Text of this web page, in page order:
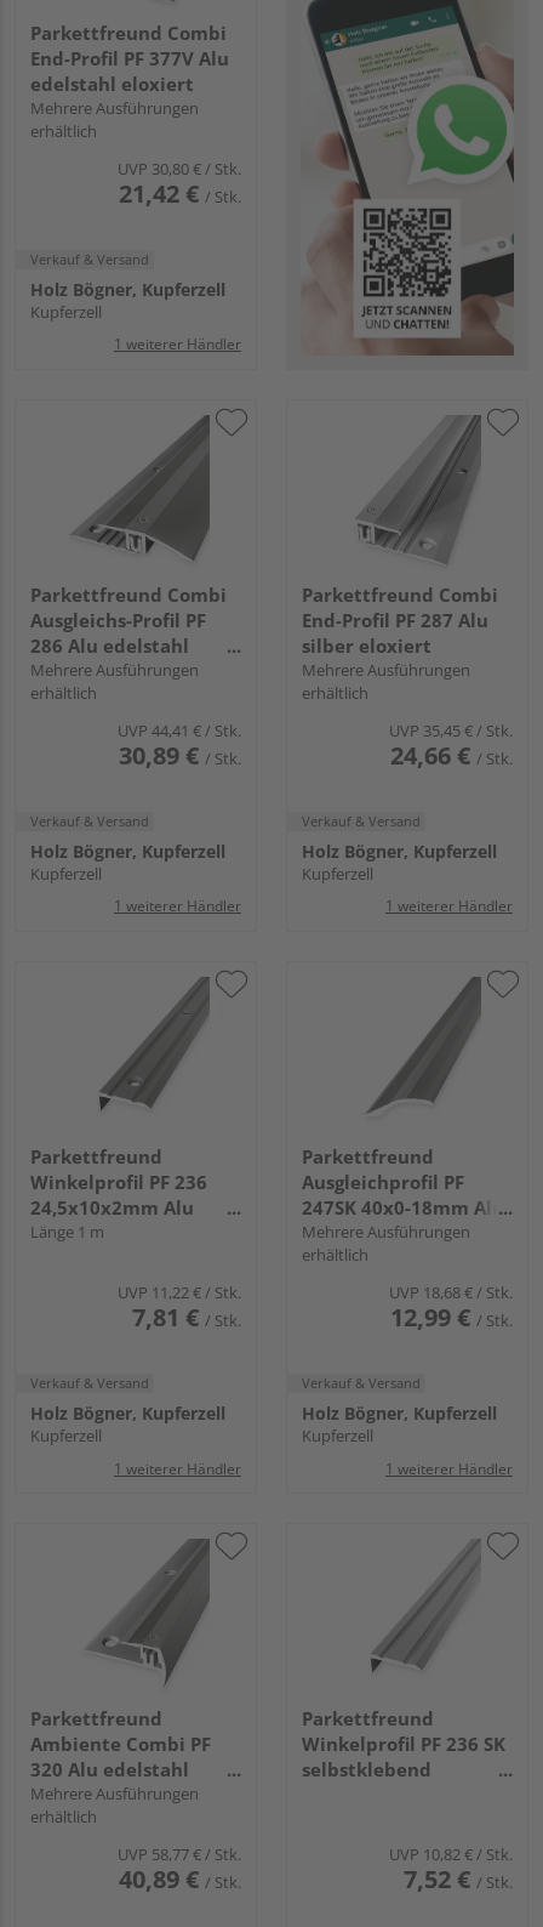
Parkettfreund Combi
End-Profil PF 377V Alu
edelstahl eloxiert
Mehrere Ausführungen
erhältlich
UVP 30,80 € / Stk.
21,42 € / Stk.
Verkauf & Versand
Holz Bögner, Kupferzell
Kupferzell
1 weiterer Händler
Parkettfreund Combi
Ausgleichs-Profil PF
286 Alu edelstahl
eloxiert
Mehrere Ausführungen
erhältlich
UVP 44,41 €/ Stk.
30,89 € / Stk.
Verkauf & Versand
Holz Bögner, Kupferzell
Kupferzell
1 weiterer Händler
Parkettfreund Combi
End-Profil PF 287 Alu
silber eloxiert
Mehrere Ausführungen
erhältlich
UVP 35,45 €/ Stk.
24,66 € / Stk.
Verkauf & Versand
Holz Bögner, Kupferzell
Kupferzell
1 weiterer Händler
Parkettfreund
Winkelprofil PF 236
24,5x10x2mm Alu
edelstahl eloxiert
Länge 1 m
UVP 11,22 €/ Stk.
7,81 € / Stk.
Verkauf & Versand
Holz Bögner, Kupferzell
Kupferzell
1 weiterer Händler
Parkettfreund
Ausgleichprofil PF
247SK 40x0-18mm Alu
edelstahl eloxiert
Mehrere Ausführungen
erhältlich
UVP 18,68 €/ Stk.
12,99 € / Stk.
Verkauf & Versand
Holz Bögner, Kupferzell
Kupferzell
1 weiterer Händler
Parkettfreund
Ambiente Combi PF
320 Alu edelstahl
eloxiert
Mehrere Ausführungen
erhältlich
UVP 58,77 €/ Stk.
40,89 € / Stk.
Parkettfreund
Winkelprofil PF 236 SK
selbstklebend
UVP 10,82 €/ Stk.
7,52 € / Stk.